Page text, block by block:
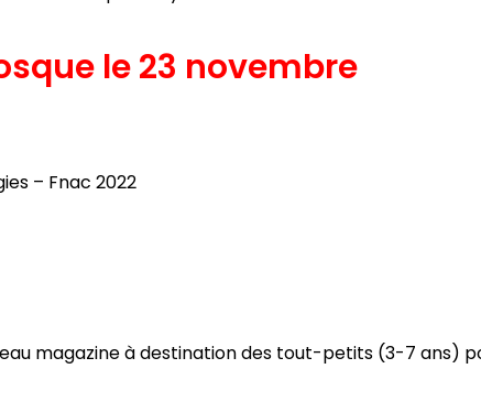
le 23 novembre
– Fnac 2022
magazine à destination des tout-petits (3-7 ans)